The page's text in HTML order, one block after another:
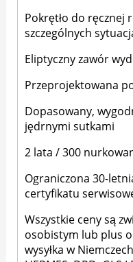
Pokrętło do ręcznej
szczególnych
Eliptyczny zawór
Przeprojektowana
Dopasowany,
jędrnymi sutkami
2 lata / 300
Ograniczona 30-
certyfikatu
Wszystkie ceny są
osobistym lub plus
wysyłka w